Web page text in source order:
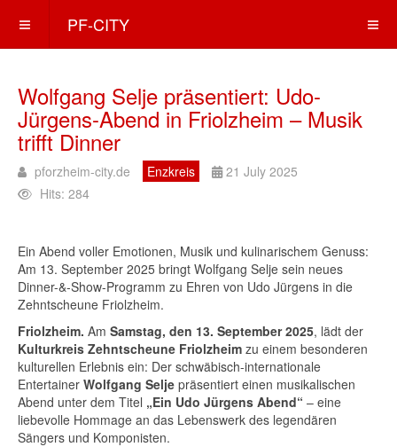
PF-CITY
Wolfgang Selje präsentiert: Udo-
Jürgens-Abend in Friolzheim – Musik
trifft Dinner
pforzheim-city.de Enzkreis
21 July 2025
Hits: 284
Ein Abend voller Emotionen, Musik und kulinarischem Genuss:
Am 13. September 2025 bringt Wolfgang Selje sein neues
Dinner-&-Show-Programm zu Ehren von Udo Jürgens in die
Zehntscheune Friolzheim.
Friolzheim. Am Samstag, den 13. September 2025, lädt der
Kulturkreis Zehntscheune Friolzheim zu einem besonderen
kulturellen Erlebnis ein: Der schwäbisch-internationale
Entertainer Wolfgang Selje präsentiert einen musikalischen
Abend unter dem Titel „Ein Udo Jürgens Abend“ – eine
liebevolle Hommage an das Lebenswerk des legendären
Sängers und Komponisten.